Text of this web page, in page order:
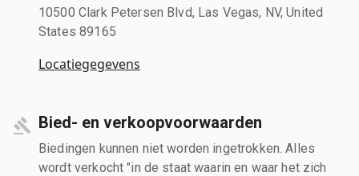
10500 Clark Petersen Blvd, Las Vegas, NV, United
States 89165
Locatiegegevens
Bied- en verkoopvoorwaarden
Biedingen kunnen niet worden ingetrokken. Alles
wordt verkocht "in de staat waarin en waar het zich